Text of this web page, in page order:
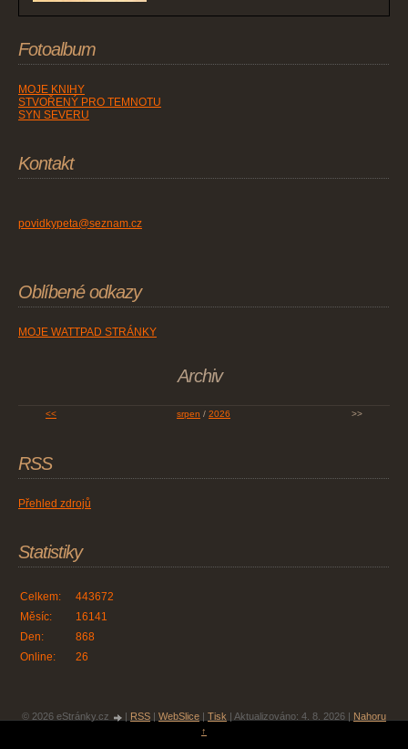
Fotoalbum
MOJE KNIHY
STVOŘENÝ PRO TEMNOTU
SYN SEVERU
Kontakt
povidkypeta@seznam.cz
Oblíbené odkazy
MOJE WATTPAD STRÁNKY
Archiv
<< srpen / 2026 >>
RSS
Přehled zdrojů
Statistiky
Online: 26
Celkem:
443672
Měsíc:
16141
Den:
868
© 2026 eStránky.cz RSS WebSlice Tisk Aktualizováno: 4. 8. 2026
Nahoru
↑